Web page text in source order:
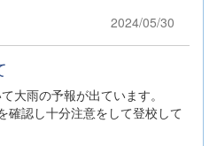
2024/05/30
大雨の予報が出ています。
確認し十分注意をして登校して